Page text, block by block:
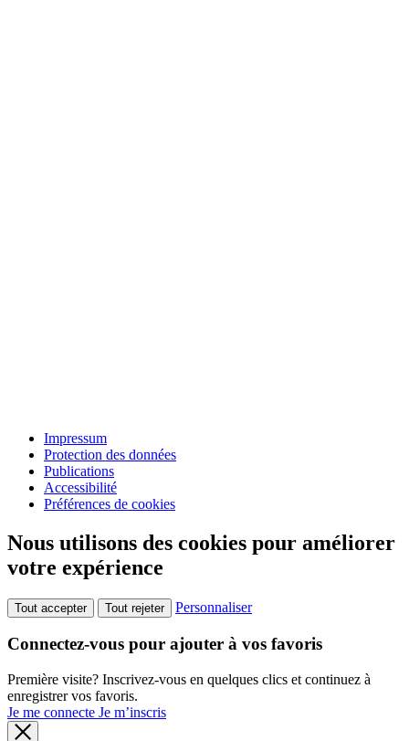
Impressum
Protection des données
Publications
Accessibilité
Préférences de cookies
Nous utilisons des cookies pour améliorer
votre expérience
Tout accepter Tout rejeter Personnaliser
Connectez-vous pour ajouter à vos favoris
Première visite? Inscrivez-vous en quelques clics et continuez à
enregistrer vos favoris.
Je me connecte Je m’inscris